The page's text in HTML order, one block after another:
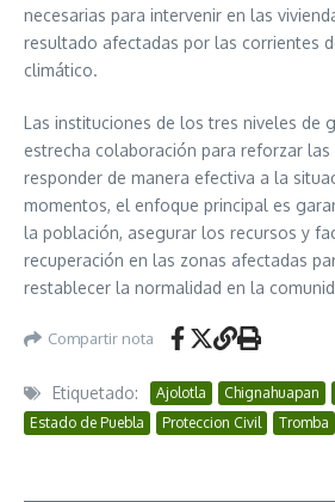
necesarias para intervenir en las
resultado afectadas por las corrientes
climático.
Las instituciones de los tres niveles de
estrecha colaboración para reforzar
responder de manera efectiva a la
momentos, el enfoque principal es
la población, asegurar los recursos y
recuperación en las zonas afectadas
restablecer la normalidad en la
Compartir nota
Etiquetado: Ajolotla Chignahuapan
Estado de Puebla
Proteccion Civil Tromba